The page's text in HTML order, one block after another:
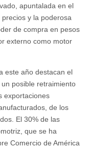
apuntalada en el
y la poderosa
de compra en pesos
externo como motor
este año destacan el
posible retraimiento
exportaciones
de los
El 30% de las
que se ha
Comercio de América